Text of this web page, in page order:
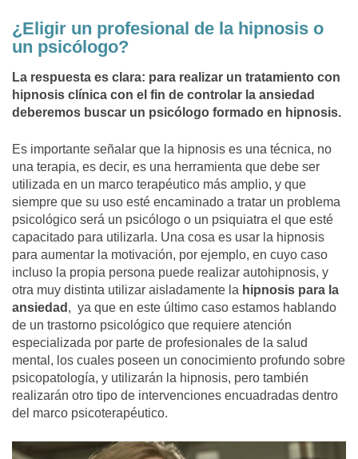
¿Eligir un profesional de la hipnosis o
un psicólogo?
La respuesta es clara: para realizar un tratamiento con
hipnosis clínica con el fin de controlar la ansiedad
deberemos buscar un psicólogo formado en hipnosis.
Es importante señalar que la hipnosis es una técnica, no
una terapia, es decir, es una herramienta que debe ser
utilizada en un marco terapéutico más amplio, y que
siempre que su uso esté encaminado a tratar un problema
psicológico será un psicólogo o un psiquiatra el que esté
capacitado para utilizarla. Una cosa es usar la hipnosis
para aumentar la motivación, por ejemplo, en cuyo caso
incluso la propia persona puede realizar autohipnosis, y
otra muy distinta utilizar aisladamente la hipnosis para la
ansiedad, ya que en este último caso estamos hablando
de un trastorno psicológico que requiere atención
especializada por parte de profesionales de la salud
mental, los cuales poseen un conocimiento profundo sobre
psicopatología, y utilizarán la hipnosis, pero también
realizarán otro tipo de intervenciones encuadradas dentro
del marco psicoterapéutico.